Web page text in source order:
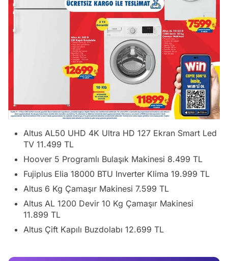
Altus AL50 UHD 4K Ultra HD 127 Ekran Smart Led
TV 11.499 TL
Hoover 5 Programlı Bulaşık Makinesi 8.499 TL
Fujiplus Elia 18000 BTU Inverter Klima 19.999 TL
Altus 6 Kg Çamaşır Makinesi 7.599 TL
Altus AL 1200 Devir 10 Kg Çamaşır Makinesi
11.899 TL
Altus Çift Kapılı Buzdolabı 12.699 TL